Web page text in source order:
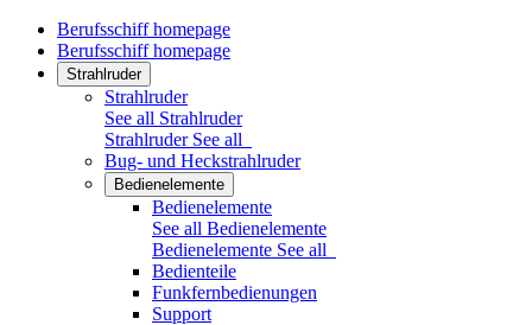
Berufsschiff homepage
Berufsschiff homepage
Strahlruder
Strahlruder
See all Strahlruder
Strahlruder See all
Bug- und Heckstrahlruder
Bedienelemente
Bedienelemente
See all Bedienelemente
Bedienelemente See all
Bedienteile
Funkfernbedienungen
Support